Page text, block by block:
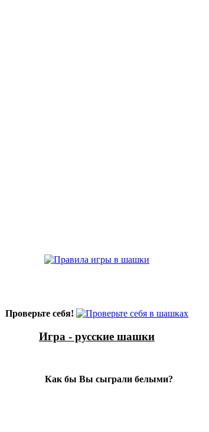
Проверьте себя!
Игра - русские шашки
Как бы Вы сыграли белыми?